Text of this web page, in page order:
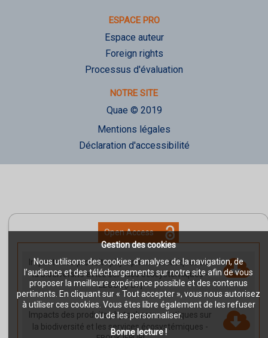
Gestion des cookies
Nous utilisons des cookies d’analyse de la navigation, de
l’audience et des téléchargements sur notre site afin de vous
proposer la meilleure expérience possible et des contenus
pertinents. En cliquant sur « Tout accepter », vous nous autorisez
à utiliser ces cookies. Vous êtes libre également de les refuser
ou de les personnaliser.
Bonne lecture !
Open Access
Impacts des produits phytopharmaceutiques sur
la biodiversité et les services écosystémiques-
EBOOK [PDF]
Impacts des produits phytopharmaceutiques sur
la biodiversité et les services écosystémiques -
ESPACE PRO
Espace auteur
Foreign rights
Processus d'évaluation
NOTRE SITE
Quae © 2019
Mentions légales
Déclaration d'accessibilité